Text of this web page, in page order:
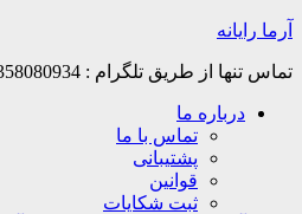
Skip
content
آرما رایانه
تماس تنها از طریق تلگرام : 09358080934 سارمی
درباره ما
تماس با ما
پشتیبانی
قوانین
ثبت شکایات